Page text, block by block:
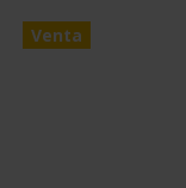
Venta